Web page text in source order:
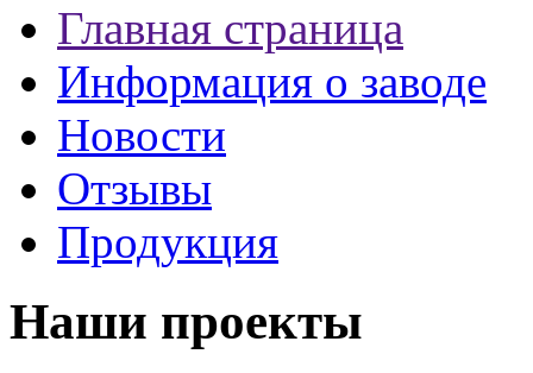
Главная страница
Информация о заводе
Новости
Отзывы
Продукция
Наши проекты